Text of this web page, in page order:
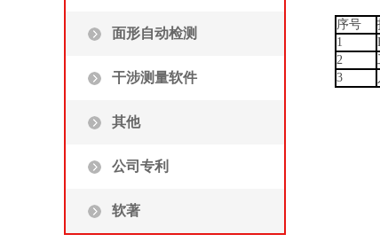
面形自动检测
干涉测量软件
其他
公司专利
软著
序号
1
2
3